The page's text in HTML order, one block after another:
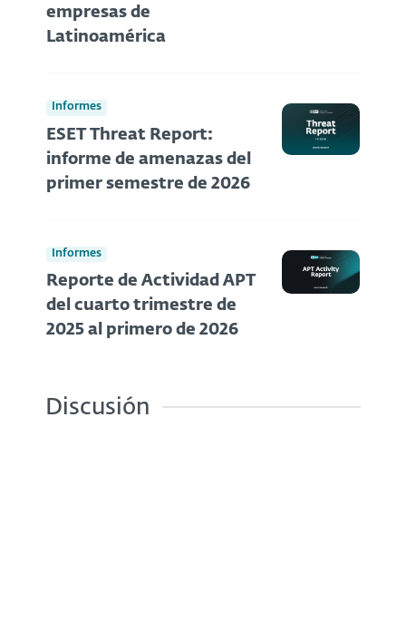
empresas de
Latinoamérica
Informes
ESET Threat Report:
informe de amenazas del
primer semestre de 2026
Informes
Reporte de Actividad APT
del cuarto trimestre de
2025 al primero de 2026
Discusión